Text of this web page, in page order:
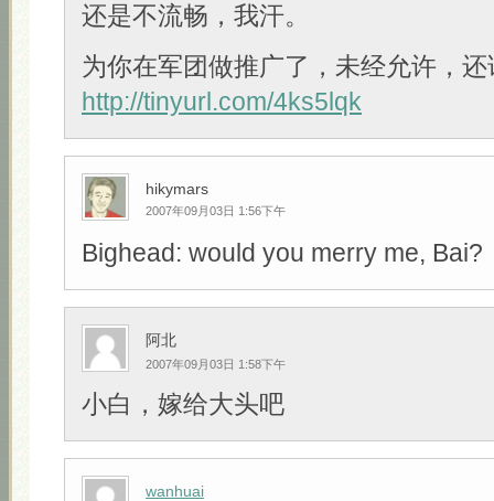
还是不流畅，我汗。
为你在军团做推广了，未经允许，
http://tinyurl.com/4ks5lqk
hikymars
2007年09月03日 1:56下午
Bighead: would you merry me, Bai?
阿北
2007年09月03日 1:58下午
小白，嫁给大头吧
wanhuai